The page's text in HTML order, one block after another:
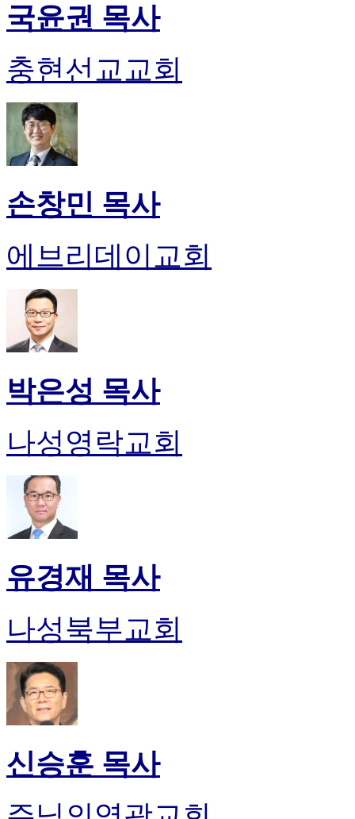
국윤권 목사
충현선교교회
손창민 목사
에브리데이교회
박은성 목사
나성영락교회
유경재 목사
나성북부교회
신승훈 목사